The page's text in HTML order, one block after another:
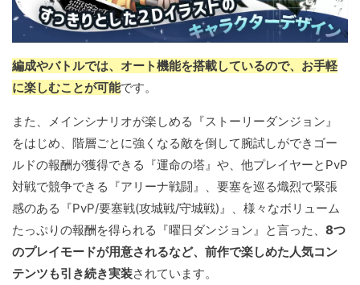
編成やバトルでは、オート機能を搭載しているので、お手軽
に楽しむことが可能です。
また、メインシナリオが楽しめる『ストーリーダンジョン』
をはじめ、階層ごとに強くなる敵を倒して腕試しができゴー
ルドの報酬が獲得できる『運命の塔』や、他プレイヤーとPvP
対戦で競争できる『アリーナ戦闘』、要塞を巡る熾烈で緊張
感のある『PvP/要塞戦(攻城戦/守城戦)』、様々なボリューム
たっぷりの報酬を得られる『曜日ダンジョン』と言った、 8つ
のプレイモードが用意されるなど、前作で楽しめた人気コン
テンツも引き続き実装されています。